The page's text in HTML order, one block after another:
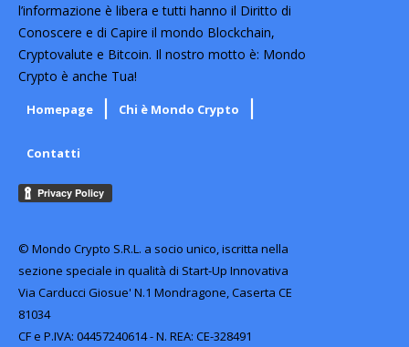
l’informazione è libera e tutti hanno il Diritto di
Conoscere e di Capire il mondo Blockchain,
Cryptovalute e Bitcoin. Il nostro motto è: Mondo
Crypto è anche Tua!
Homepage Chi è Mondo Crypto
Contatti
© Mondo Crypto S.R.L. a socio unico, iscritta nella
sezione speciale in qualità di Start-Up Innovativa
Via Carducci Giosue' N.1 Mondragone, Caserta CE
81034
CF e P.IVA: 04457240614 - N. REA: CE-328491